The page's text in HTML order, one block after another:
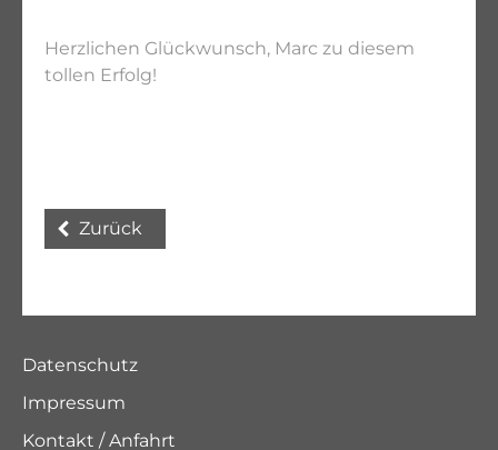
Herzlichen Glückwunsch, Marc zu diesem
tollen Erfolg!
Zurück
Datenschutz
Impressum
Kontakt / Anfahrt